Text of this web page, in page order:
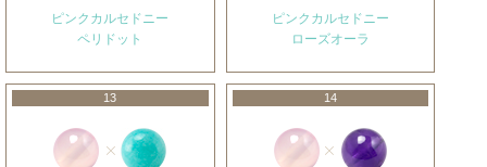
ピンクカルセドニー
ペリドット
ピンクカルセドニー
ローズオーラ
13 14